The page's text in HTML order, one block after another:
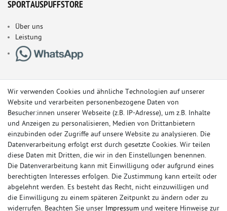
SPORTAUSPUFFSTORE
Über uns
Leistung
© Copyright 2026 Sportauspuff-Store.de - Alle Rechte vorbehalten.
Preisangaben inkl. gesetzlicher MwSt. und zzgl. Versandkosten
Wir verwenden Cookies und ähnliche Technologien auf unserer
Website und verarbeiten personenbezogene Daten von
Besucher:innen unserer Webseite (z.B. IP-Adresse), um z.B. Inhalte
und Anzeigen zu personalisieren, Medien von Drittanbietern
einzubinden oder Zugriffe auf unsere Website zu analysieren. Die
Datenverarbeitung erfolgt erst durch gesetzte Cookies. Wir teilen
diese Daten mit Dritten, die wir in den Einstellungen benennen.
Die Datenverarbeitung kann mit Einwilligung oder aufgrund eines
berechtigten Interesses erfolgen. Die Zustimmung kann erteilt oder
abgelehnt werden. Es besteht das Recht, nicht einzuwilligen und
die Einwilligung zu einem späteren Zeitpunkt zu ändern oder zu
widerrufen. Beachten Sie unser Impressum und weitere Hinweise zur